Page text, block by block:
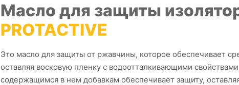
Масло для защиты
PROTACTIVE
Это масло для защиты от ржавчины, которое обеспечивает
оставляя восковую пленку с водоотталкивающими
содержащимся в нем добавкам обеспечивает защиту,